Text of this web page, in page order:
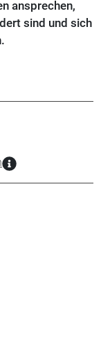
ansprechen,
sind und sich